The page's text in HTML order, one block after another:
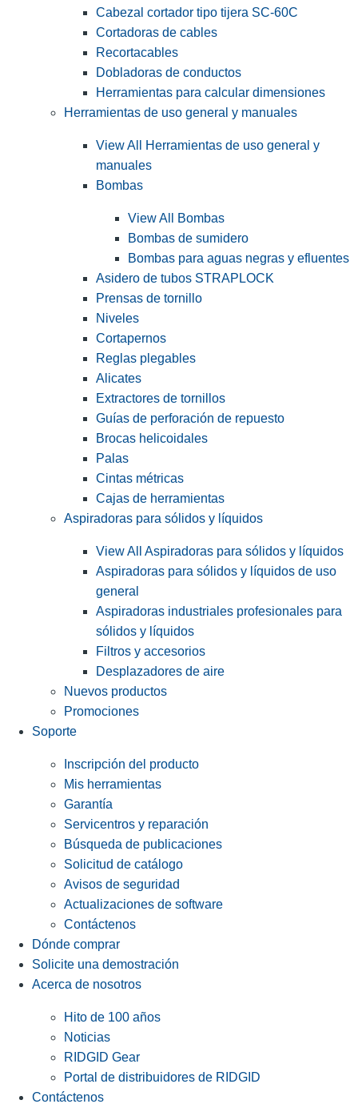
Cabezal cortador tipo tijera SC-60C
Cortadoras de cables
Recortacables
Dobladoras de conductos
Herramientas para calcular dimensiones
Herramientas de uso general y manuales
View All Herramientas de uso general y
manuales
Bombas
View All Bombas
Bombas de sumidero
Bombas para aguas negras y efluentes
Asidero de tubos STRAPLOCK
Prensas de tornillo
Niveles
Cortapernos
Reglas plegables
Alicates
Extractores de tornillos
Guías de perforación de repuesto
Brocas helicoidales
Palas
Cintas métricas
Cajas de herramientas
Aspiradoras para sólidos y líquidos
View All Aspiradoras para sólidos y líquidos
Aspiradoras para sólidos y líquidos de uso
general
Aspiradoras industriales profesionales para
sólidos y líquidos
Filtros y accesorios
Desplazadores de aire
Nuevos productos
Promociones
Soporte
Inscripción del producto
Mis herramientas
Garantía
Servicentros y reparación
Búsqueda de publicaciones
Solicitud de catálogo
Avisos de seguridad
Actualizaciones de software
Contáctenos
Dónde comprar
Solicite una demostración
Acerca de nosotros
Hito de 100 años
Noticias
RIDGID Gear
Portal de distribuidores de RIDGID
Contáctenos